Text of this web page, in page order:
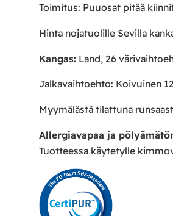
Toimitus: Puuosat pitää
Hinta nojatuolille Sevilla
Kangas: Land, 26
Jalkavaihtoehto: Koivuinen
Myymälästä tilattuna
Allergiavapaa ja
Tuotteessa käytetylle